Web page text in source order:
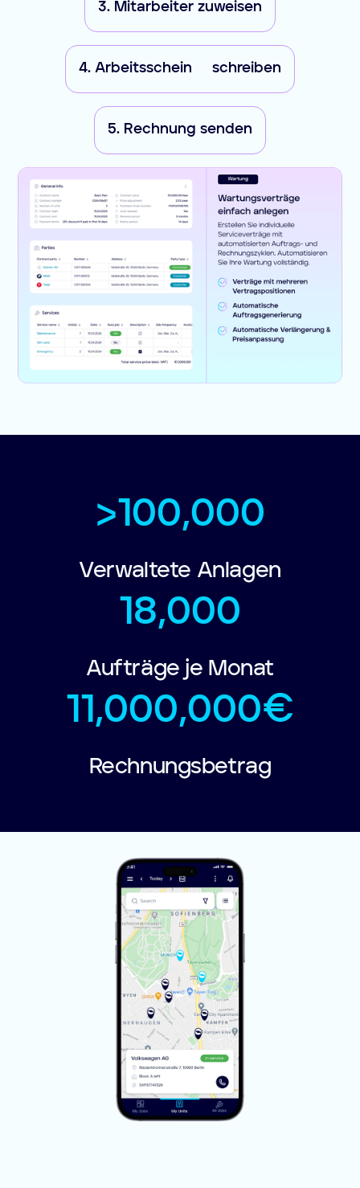
3. Mitarbeiter zuweisen
4. Arbeitsschein schreiben
5. Rechnung senden
>100,000
Verwaltete Anlagen
18,000
Aufträge je Monat
11,000,000€
Rechnungsbetrag